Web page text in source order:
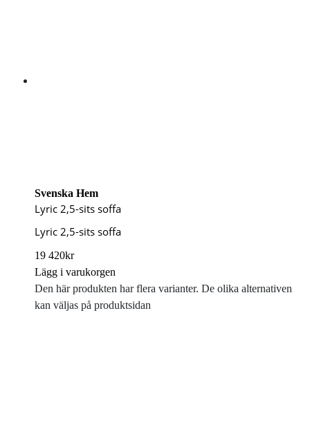
Svenska Hem
Lyric 2,5-sits soffa
Lyric 2,5-sits soffa
19 420kr
Lägg i varukorgen
Den här produkten har flera varianter. De olika alternativen
kan väljas på produktsidan